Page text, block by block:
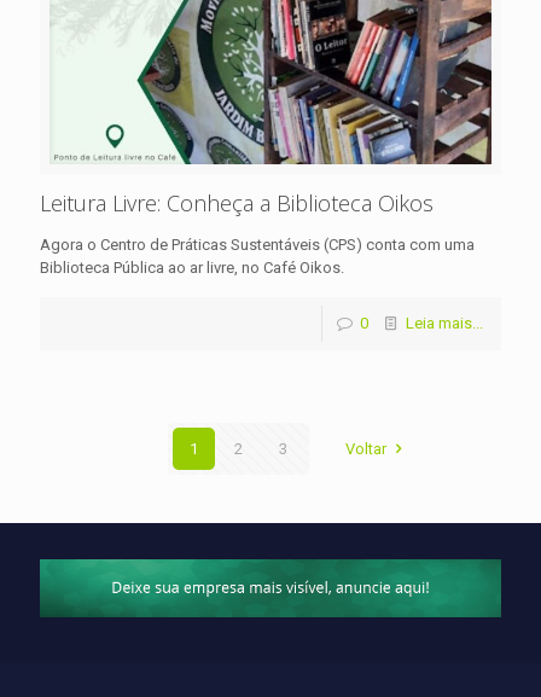
Leitura Livre: Conheça a Biblioteca Oikos
Agora o Centro de Práticas Sustentáveis (CPS) conta com uma
Biblioteca Pública ao ar livre, no Café Oikos.
0 Leia mais...
1 2 3 Voltar